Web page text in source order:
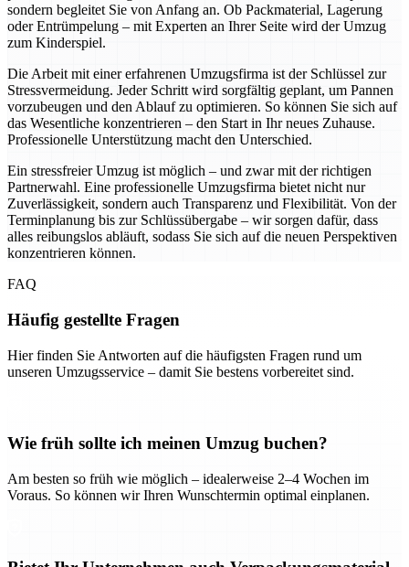
sondern begleitet Sie von Anfang an. Ob Packmaterial, Lagerung
oder Entrümpelung – mit Experten an Ihrer Seite wird der Umzug
zum Kinderspiel.
Die Arbeit mit einer erfahrenen Umzugsfirma ist der Schlüssel zur
Stressvermeidung. Jeder Schritt wird sorgfältig geplant, um Pannen
vorzubeugen und den Ablauf zu optimieren. So können Sie sich auf
das Wesentliche konzentrieren – den Start in Ihr neues Zuhause.
Professionelle Unterstützung macht den Unterschied.
Ein stressfreier Umzug ist möglich – und zwar mit der richtigen
Partnerwahl. Eine professionelle Umzugsfirma bietet nicht nur
Zuverlässigkeit, sondern auch Transparenz und Flexibilität. Von der
Terminplanung bis zur Schlüssübergabe – wir sorgen dafür, dass
alles reibungslos abläuft, sodass Sie sich auf die neuen Perspektiven
konzentrieren können.
FAQ
Häufig gestellte Fragen
Hier finden Sie Antworten auf die häufigsten Fragen rund um
unseren Umzugsservice – damit Sie bestens vorbereitet sind.
Wie früh sollte ich meinen Umzug buchen?
Am besten so früh wie möglich – idealerweise 2–4 Wochen im
Voraus. So können wir Ihren Wunschtermin optimal einplanen.